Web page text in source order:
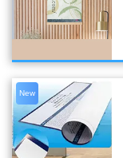
New